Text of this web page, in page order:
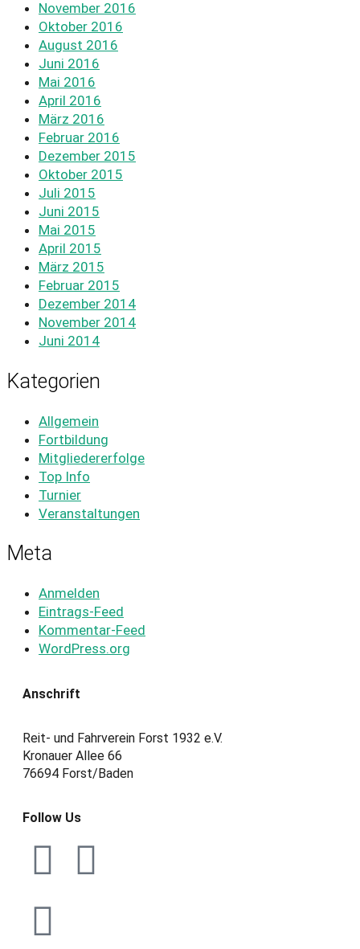
November 2016
Oktober 2016
August 2016
Juni 2016
Mai 2016
April 2016
März 2016
Februar 2016
Dezember 2015
Oktober 2015
Juli 2015
Juni 2015
Mai 2015
April 2015
März 2015
Februar 2015
Dezember 2014
November 2014
Juni 2014
Kategorien
Allgemein
Fortbildung
Mitgliedererfolge
Top Info
Turnier
Veranstaltungen
Meta
Anmelden
Eintrags-Feed
Kommentar-Feed
WordPress.org
Anschrift
Reit- und Fahrverein Forst 1932 e.V.
Kronauer Allee 66
76694 Forst/Baden
Follow Us